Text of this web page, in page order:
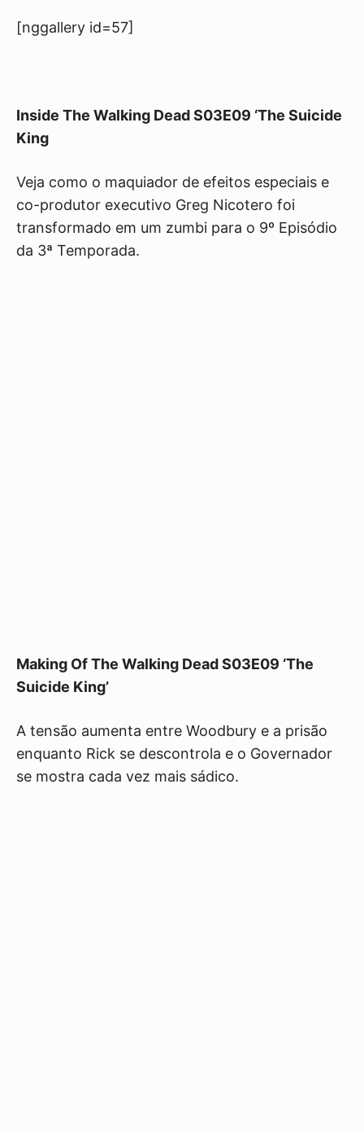
[nggallery id=57]
Inside The Walking Dead S03E09 ‘The Suicide
King
Veja como o maquiador de efeitos especiais e
co-produtor executivo Greg Nicotero foi
transformado em um zumbi para o 9º Episódio
da 3ª Temporada.
Making Of The Walking Dead S03E09 ‘The
Suicide King’
A tensão aumenta entre Woodbury e a prisão
enquanto Rick se descontrola e o Governador
se mostra cada vez mais sádico.